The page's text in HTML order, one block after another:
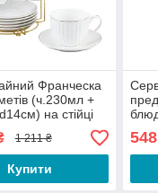
Франческа
(ч.230мл +
на стійці
1 211 ₴
Купити
S&T
548